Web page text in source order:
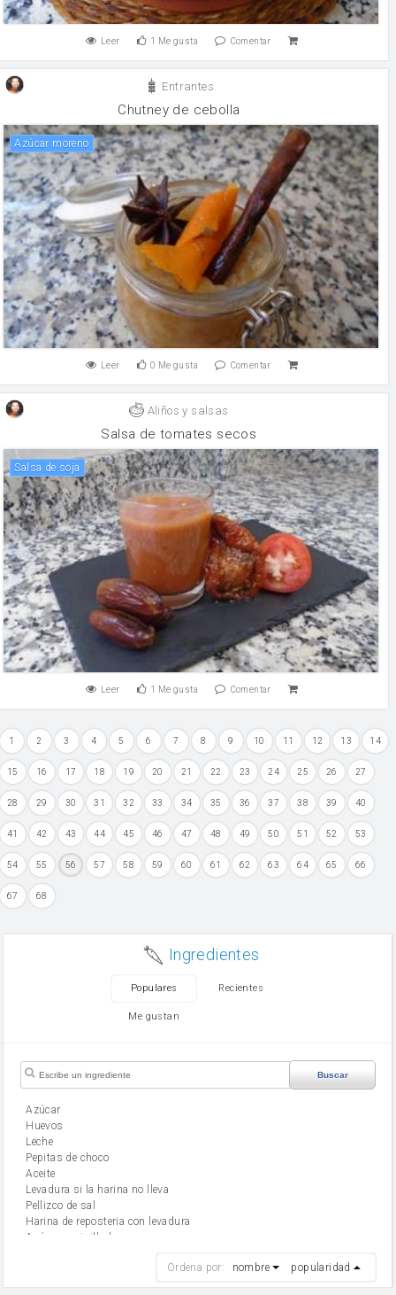
Leer 1 Me gusta Comentar
Entrantes
Chutney de cebolla
Azúcar moreno
Leer 0 Me gusta Comentar
Aliños y salsas
Salsa de tomates secos
salsa de soja
Leer 1 Me gusta Comentar
1 2 3 4 5 6 7 8 9 10 11 12 13 14
15 16 17 18 19 20 21 22 23 24 25 26 27
28 29 30 31 32 33 34 35 36 37 38 39 40
41 42 43 44 45 46 47 48 49 50 51 52 53
54 55 56 57 58 59 60 61 62 63 64 65 66
67 68
Ingredientes
Populares Recientes
Me gustan
Buscar
Azúcar
huevos
leche
Pepitas de choco
aceite
Levadura si la harina no lleva
Pellizco de sal
Harina de reposteria con levadura
Azúcar avainillado
mantequilla
Ordena por: nombre popularidad